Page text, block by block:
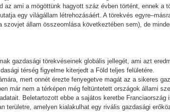
az ami a mögöttünk hagyott száz évben történt, ennek a
egy világállam létrehozásáért. A törekvés
állam összeomlása következtében sem), de
gazdasági törekvéseinek globális jellegét, ami azt
térség figyelme kiterjedt a Föld teljes felületére.
mert onnét érezte fenyegetve magát az a sikeres
már nem a térképen még feltüntetett országok állami
Beletartozott ebbe a sajátos keretbe
területre, amelyen kialakulhat egy rivális gazdasági